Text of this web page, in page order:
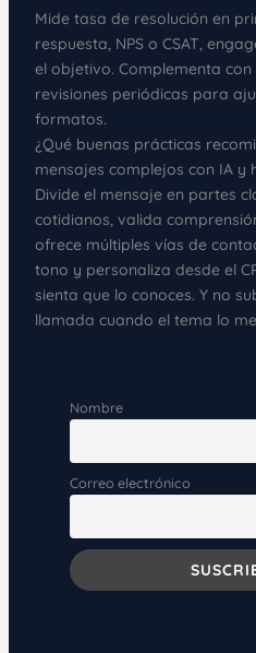
Mide tasa de resolución en
respuesta, NPS o CSAT,
el objetivo. Complementa
revisiones periódicas para
formatos.
¿Qué buenas prácticas
mensajes complejos con IA y
Divide el mensaje en partes
cotidianos, valida
ofrece múltiples vías de
tono y personaliza desde el
sienta que lo conoces. Y no
llamada cuando el tema lo
Nombre
Correo electrónico